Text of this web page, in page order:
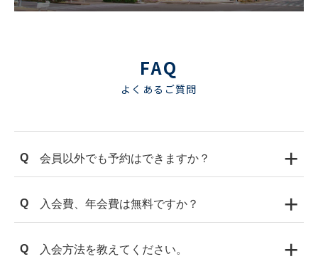
FAQ
よくあるご質問
Q 会員以外でも予約はできますか？ +
常価格にてご予約いただけます。会員割引、ポ
イントの付与はできませんのでご了承くださ
い。
Q 入会費、年会費は無料ですか？ +
Q 入会方法を教えてください。 +